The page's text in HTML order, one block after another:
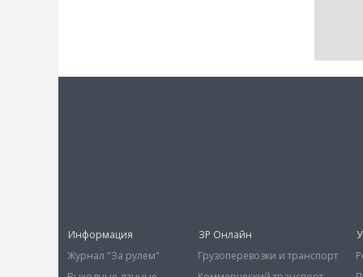
Информация
Журнал "За рулем"
ЗР Онлайн
Грузоперевозки и транспорт